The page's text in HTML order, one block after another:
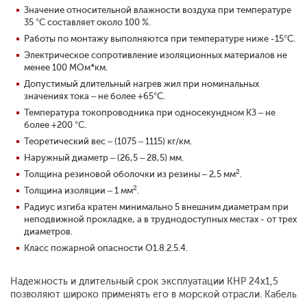
Значение относительной влажности воздуха при температуре
35 °С составляет около 100 %.
Работы по монтажу выполняются при температуре ниже -15°С.
Электрическое сопротивление изоляционных материалов не
менее 100 МОм*км.
Допустимый длительный нагрев жил при номинальных
значениях тока – не более +65°C.
Температура токопроводника при односекундном КЗ – не
более +200 °C.
Теоретический вес – (1075 – 1115) кг/км.
Наружный диаметр – (26,5 – 28,5) мм.
Толщина резиновой оболочки из резины – 2,5 мм2.
Толщина изоляции – 1 мм2.
Радиус изгиба кратен минимально 5 внешним диаметрам при
неподвижной прокладке, а в труднодоступных местах - от трех
диаметров.
Класс пожарной опасности О1.8.2.5.4.
Надежность и длительный срок эксплуатации КНР 24x1,5
позволяют широко применять его в морской отрасли. Кабель